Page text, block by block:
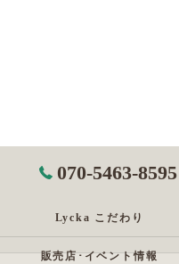
070-5463-8595
Lycka こだわり
販売店･イベント情報